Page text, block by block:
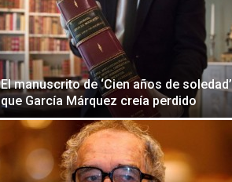
El manuscrito de ‘Cien años de soledad’
que García Márquez creía perdido